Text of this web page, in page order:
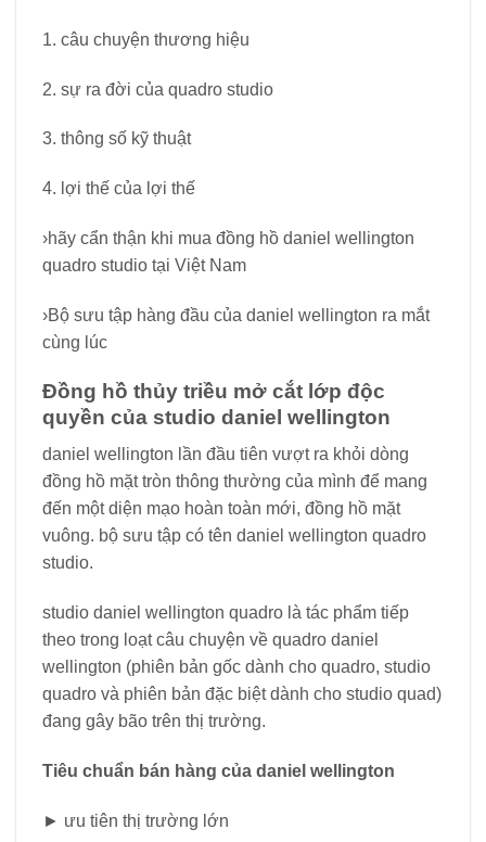
1. câu chuyện thương hiệu
2. sự ra đời của quadro studio
3. thông số kỹ thuật
4. lợi thế của lợi thế
›hãy cẩn thận khi mua đồng hồ daniel wellington
quadro studio tại Việt Nam
›Bộ sưu tập hàng đầu của daniel wellington ra mắt
cùng lúc
Đồng hồ thủy triều mở cắt lớp độc
quyền của studio daniel wellington
daniel wellington lần đầu tiên vượt ra khỏi dòng
đồng hồ mặt tròn thông thường của mình để mang
đến một diện mạo hoàn toàn mới, đồng hồ mặt
vuông. bộ sưu tập có tên daniel wellington quadro
studio.
studio daniel wellington quadro là tác phẩm tiếp
theo trong loạt câu chuyện về quadro daniel
wellington (phiên bản gốc dành cho quadro, studio
quadro và phiên bản đặc biệt dành cho studio quad)
đang gây bão trên thị trường.
Tiêu chuẩn bán hàng của daniel wellington
► ưu tiên thị trường lớn